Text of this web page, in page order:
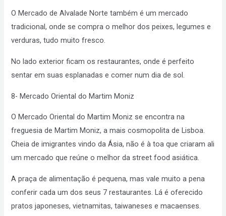
O Mercado de Alvalade Norte também é um mercado
tradicional, onde se compra o melhor dos peixes, legumes e
verduras, tudo muito fresco.
No lado exterior ficam os restaurantes, onde é perfeito
sentar em suas esplanadas e comer num dia de sol.
8- Mercado Oriental do Martim Moniz
O Mercado Oriental do Martim Moniz se encontra na
freguesia de Martim Moniz, a mais cosmopolita de Lisboa.
Cheia de imigrantes vindo da Ásia, não é à toa que criaram ali
um mercado que reúne o melhor da street food asiática.
A praça de alimentação é pequena, mas vale muito a pena
conferir cada um dos seus 7 restaurantes. Lá é oferecido
pratos japoneses, vietnamitas, taiwaneses e macaenses.